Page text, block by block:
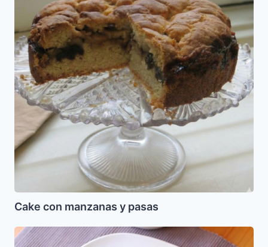
pasas
Cake con manzanas y pasas
Pollo